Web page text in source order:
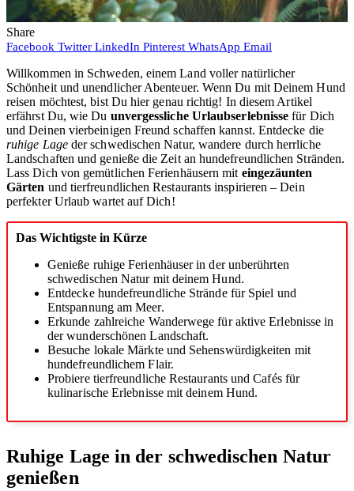
Share
Facebook Twitter LinkedIn Pinterest WhatsApp Email
Willkommen in Schweden, einem Land voller natürlicher
Schönheit und unendlicher Abenteuer. Wenn Du mit Deinem Hund
reisen möchtest, bist Du hier genau richtig! In diesem Artikel
erfährst Du, wie Du unvergessliche Urlaubserlebnisse für Dich
und Deinen vierbeinigen Freund schaffen kannst. Entdecke die
ruhige Lageder schwedischen Natur, wandere durch herrliche
Landschaften und genieße die Zeit an hundefreundlichen Stränden.
Lass Dich von gemütlichen Ferienhäusern mit eingezäunten
Gärten und tierfreundlichen Restaurants inspirieren – Dein
perfekter Urlaub wartet auf Dich!
Das Wichtigste in Kürze
Genieße ruhige Ferienhäuser in der unberührten
schwedischen Natur mit deinem Hund.
Entdecke hundefreundliche Strände für Spiel und
Entspannung am Meer.
Erkunde zahlreiche Wanderwege für aktive Erlebnisse in
der wunderschönen Landschaft.
Besuche lokale Märkte und Sehenswürdigkeiten mit
hundefreundlichem Flair.
Probiere tierfreundliche Restaurants und Cafés für
kulinarische Erlebnisse mit deinem Hund.
Ruhige Lage in der schwedischen Natur
genießen